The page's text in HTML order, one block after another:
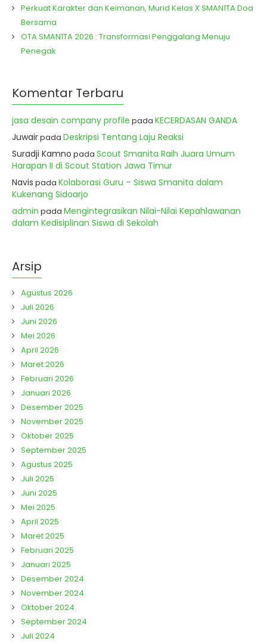
Perkuat Karakter dan Keimanan, Murid Kelas X SMAN1TA Doa
Bersama
OTA SMAN1TA 2026 : Transformasi Penggalang Menuju
Penegak
Komentar Terbaru
jasa desain company profile pada KECERDASAN GANDA
Juwairpada Deskripsi Tentang Laju Reaksi
Suradji Kamno pada Scout Smanita Raih Juara Umum
Harapan II di Scout Station Jawa Timur
Navis pada Kolaborasi Guru – Siswa Smanita dalam
Kukenang Sidoarjo
admin pada Mengintegrasikan Nilai-Nilai Kepahlawanan
dalam Kedisiplinan Siswa di Sekolah
Arsip
Agustus 2026
Juli 2026
Juni 2026
Mei 2026
April 2026
Maret 2026
Februari 2026
Januari 2026
Desember 2025
November 2025
Oktober 2025
September 2025
Agustus 2025
Juli 2025
Juni 2025
Mei 2025
April 2025
Maret 2025
Februari 2025
Januari 2025
Desember 2024
November 2024
Oktober 2024
September 2024
Juli 2024